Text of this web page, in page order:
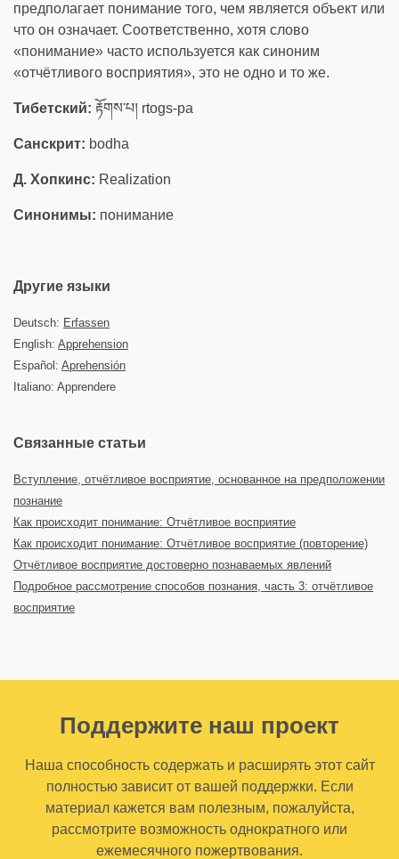
предполагает понимание того, чем является объект или
что он означает. Соответственно, хотя слово
«понимание» часто используется как синоним
«отчётливого восприятия», это не одно и то же.
Тибетский: རྟོགས་པ། rtogs-pa
Санскрит: bodha
Д. Хопкинс: Realization
Синонимы: понимание
Другие языки
Deutsch: Erfassen
English: Apprehension
Español: Aprehensión
Italiano: Apprendere
Связанные статьи
Вступление, отчётливое восприятие, основанное на предположении
познание
Как происходит понимание: Отчётливое восприятие
Как происходит понимание: Отчётливое восприятие (повторение)
Отчётливое восприятие достоверно познаваемых явлений
Подробное рассмотрение способов познания, часть 3: отчётливое
восприятие
Поддержите наш проект
Наша способность содержать и расширять этот сайт
полностью зависит от вашей поддержки. Если
материал кажется вам полезным, пожалуйста,
рассмотрите возможность однократного или
ежемесячного пожертвования.